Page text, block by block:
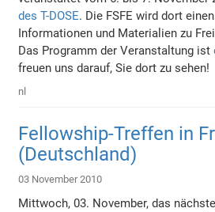
des T-DOSE. Die FSFE wird dort
Informationen und Materialien zu
Das Programm der Veranstaltung ist
freuen uns darauf, Sie dort zu sehen!
nl
Fellowship-Treffen in
(Deutschland)
03 November 2010
Mittwoch, 03. November, das